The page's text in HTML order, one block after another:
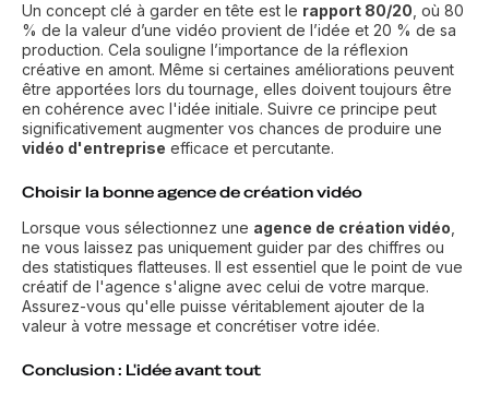
Un concept clé à garder en tête est le rapport 80/20 , où 80
% de la valeur d’une vidéo provient de l’idée et 20 % de sa
production. Cela souligne l’importance de la réflexion
créative en amont. Même si certaines améliorations peuvent
être apportées lors du tournage, elles doivent toujours être
en cohérence avec l'idée initiale. Suivre ce principe peut
significativement augmenter vos chances de produire une
vidéo d'entreprise efficace et percutante.
Choisir la bonne agence de création vidéo
Lorsque vous sélectionnez une agence de création vidéo
ne vous laissez pas uniquement guider par des chiffres ou
des statistiques flatteuses. Il est essentiel que le point de vue
créatif de l'agence s'aligne avec celui de votre marque.
Assurez-vous qu'elle puisse véritablement ajouter de la
valeur à votre message et concrétiser votre idée.
Conclusion : L'idée avant tout